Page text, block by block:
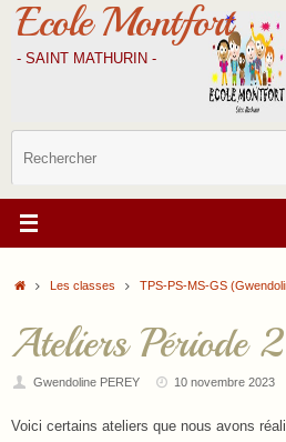
Passer
contenu
Ecole Montfort
- SAINT MATHURIN -
AccueilLes classes TPS-PS-MS-GS
Ateliers Période
Gwendoline PEREY 10 novembre 2023
Voici certains ateliers que nous avons